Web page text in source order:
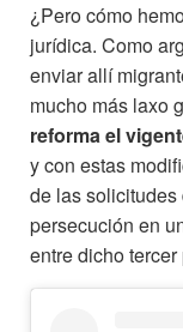
¿Pero cómo
jurídica. Como
enviar allí
mucho más laxo
reforma el
y con estas
de las solicitudes
persecución en
entre dicho